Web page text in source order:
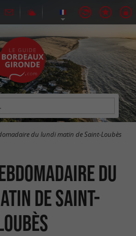
du lundi matin de Saint-Loubès
du
de Saint-